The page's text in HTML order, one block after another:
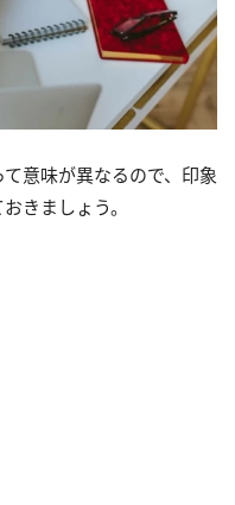
意味が異なるので、印象
きましょう。